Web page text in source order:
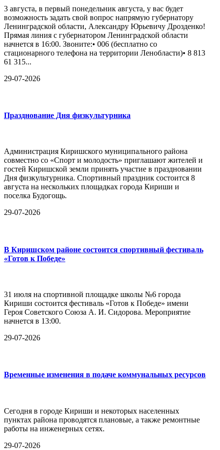
3 августа, в первый понедельник августа, у вас будет
возможность задать свой вопрос напрямую губернатору
Ленинградской области, Александру Юрьевичу Дрозденко!
Прямая линия с губернатором Ленинградской области
начнется в 16:00. Звоните:• 006 (бесплатно со
стационарного телефона на территории Ленобласти)• 8 813
61 315...
29-07-2026
Празднование Дня физкультурника
Администрация Киришского муниципального района
совместно со «Спорт и молодость» приглашают жителей и
гостей Киришской земли принять участие в праздновании
Дня физкультурника. Спортивный праздник состоится 8
августа на нескольких площадках города Кириши и
поселка Будогощь.
29-07-2026
В Киришском районе состоится спортивный фестиваль
«Готов к Победе»
31 июля на спортивной площадке школы №6 города
Кириши состоится фестиваль «Готов к Победе» имени
Героя Советского Союза А. И. Сидорова. Мероприятие
начнется в 13:00.
29-07-2026
Временные изменения в подаче коммунальных ресурсов
Сегодня в городе Кириши и некоторых населенных
пунктах района проводятся плановые, а также ремонтные
работы на инженерных сетях.
29-07-2026